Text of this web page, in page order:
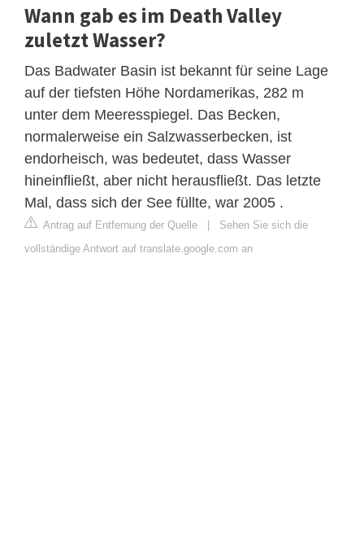
Wann gab es im Death Valley
zuletzt Wasser?
Das Badwater Basin ist bekannt für seine Lage
auf der tiefsten Höhe Nordamerikas, 282 m
unter dem Meeresspiegel. Das Becken,
normalerweise ein Salzwasserbecken, ist
endorheisch, was bedeutet, dass Wasser
hineinfließt, aber nicht herausfließt. Das letzte
Mal, dass sich der See füllte, war 2005 .
Antrag auf Entfernung der Quelle
Sehen Sie sich die
vollständige Antwort auf translate.google.com an